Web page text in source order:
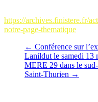
https://archives.finistere.fr/
notre-page-thematique
← Conférence sur
Lanildut le samedi 13
MERE 29 dans le
Saint-Thurien →